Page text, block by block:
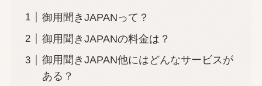
御用聞きJAPANって？
御用聞きJAPANの料金は？
御用聞きJAPAN他にはどんなサービスが
ある？